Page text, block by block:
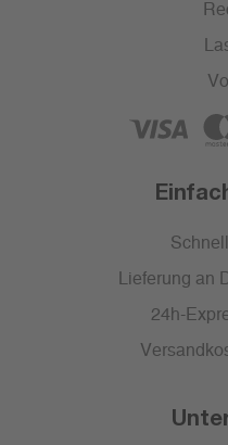
Lieferung an
24h-